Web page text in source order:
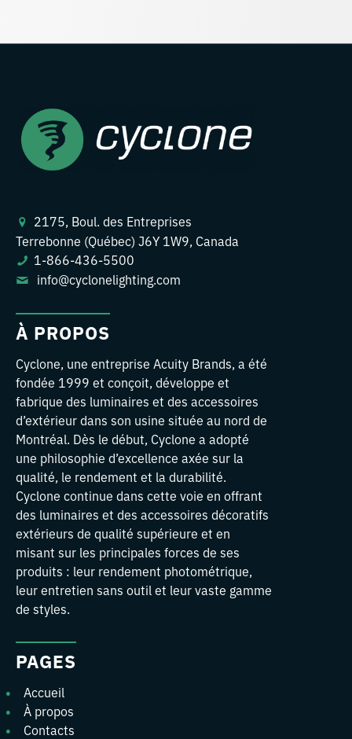
2175, Boul. des Entreprises
Terrebonne (Québec) J6Y 1W9, Canada
1-866-436-5500
info@cyclonelighting.com
À PROPOS
Cyclone, une entreprise Acuity Brands, a été
fondée 1999 et conçoit, développe et
fabrique des luminaires et des accessoires
d’extérieur dans son usine située au nord de
Montréal. Dès le début, Cyclone a adopté
une philosophie d’excellence axée sur la
qualité, le rendement et la durabilité.
Cyclone continue dans cette voie en offrant
des luminaires et des accessoires décoratifs
extérieurs de qualité supérieure et en
misant sur les principales forces de ses
produits : leur rendement photométrique,
leur entretien sans outil et leur vaste gamme
de styles.
PAGES
Accueil
À propos
Contacts